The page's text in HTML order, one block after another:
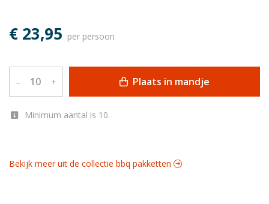
€ 23,95 per persoon
– + Plaats in mandje
Minimum aantal is 10.
Bekijk meer uit de collectie bbq pakketten